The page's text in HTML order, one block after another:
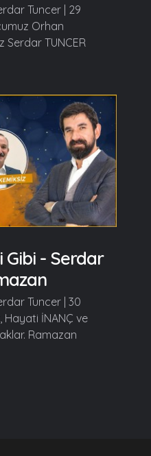
Tuncer | 29
Orhan
Serdar TUNCER
Gibi - Serdar
Tuncer | 30
Hayati İNANÇ ve
Ramazan